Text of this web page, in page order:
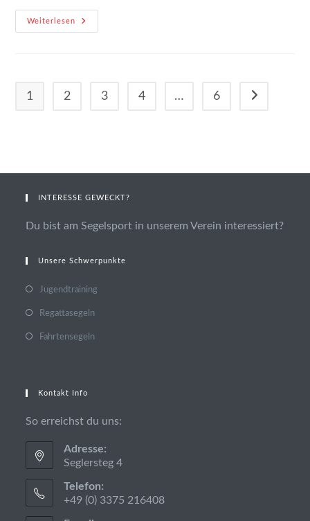
Weiterlesen
Landesjugendmeisterschaft
Brandenburg
1 2 3 4 … 6 Zur nächsten
INTERESSE GEWECKT?
Du bist am Segelsport in unserem Verein interessiert?
Unsere Schwerpunkte
Jugendtraining
Regattasegeln
Fahrtensegeln
Kontakt Info
So erreichst du uns:
Adresse:
Seglersteg 4
Telefon:
+49 (0) 3375 216408